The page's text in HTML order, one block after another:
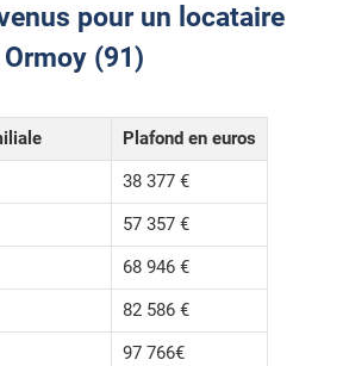
pour un locataire
(91)
Plafond en euros
38 377 €
57 357 €
68 946 €
82 586 €
97 766€